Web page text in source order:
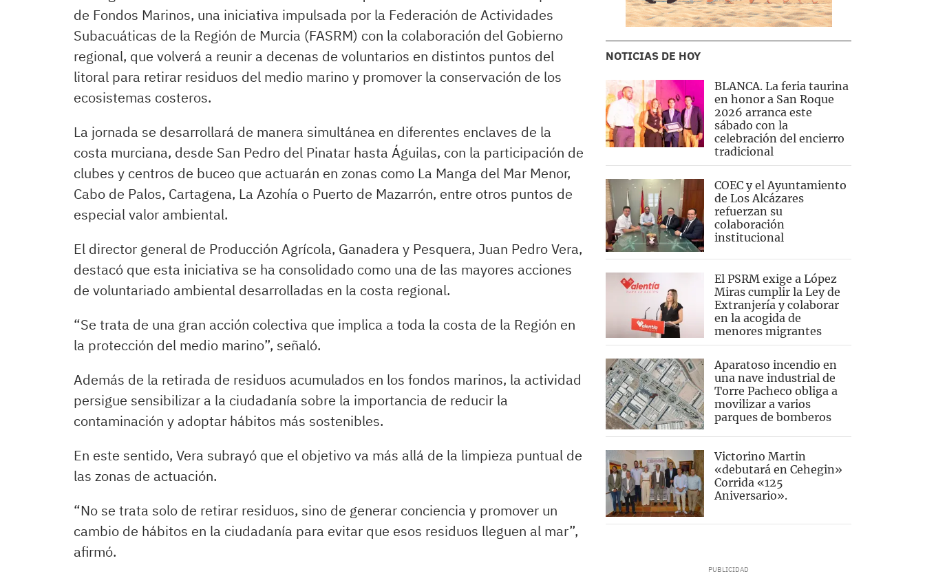
de Fondos Marinos, una iniciativa impulsada por la Federación de Actividades
Subacuáticas de la Región de Murcia (FASRM) con la colaboración del Gobierno
regional, que volverá a reunir a decenas de voluntarios en distintos puntos del
litoral para retirar residuos del medio marino y promover la conservación de los
ecosistemas costeros.
La jornada se desarrollará de manera simultánea en diferentes enclaves de la
costa murciana, desde San Pedro del Pinatar hasta Águilas, con la participación de
clubes y centros de buceo que actuarán en zonas como La Manga del Mar Menor,
Cabo de Palos, Cartagena, La Azohía o Puerto de Mazarrón, entre otros puntos de
especial valor ambiental.
El director general de Producción Agrícola, Ganadera y Pesquera, Juan Pedro Vera,
destacó que esta iniciativa se ha consolidado como una de las mayores acciones
de voluntariado ambiental desarrolladas en la costa regional.
“Se trata de una gran acción colectiva que implica a toda la costa de la Región en
la protección del medio marino”, señaló.
Además de la retirada de residuos acumulados en los fondos marinos, la actividad
persigue sensibilizar a la ciudadanía sobre la importancia de reducir la
contaminación y adoptar hábitos más sostenibles.
En este sentido, Vera subrayó que el objetivo va más allá de la limpieza puntual de
las zonas de actuación.
“No se trata solo de retirar residuos, sino de generar conciencia y promover un
cambio de hábitos en la ciudadanía para evitar que esos residuos lleguen al mar”,
afirmó.
NOTICIAS DE HOY
BLANCA. La feria taurina
en honor a San Roque
2026 arranca este
sábado con la
celebración del encierro
tradicional
COEC y el Ayuntamiento
de Los Alcázares
refuerzan su
colaboración
institucional
El PSRM exige a López
Miras cumplir la Ley de
Extranjería y colaborar
en la acogida de
menores migrantes
Aparatoso incendio en
una nave industrial de
Torre Pacheco obliga a
movilizar a varios
parques de bomberos
Victorino Martin
«debutará en Cehegin»
Corrida «125
Aniversario».